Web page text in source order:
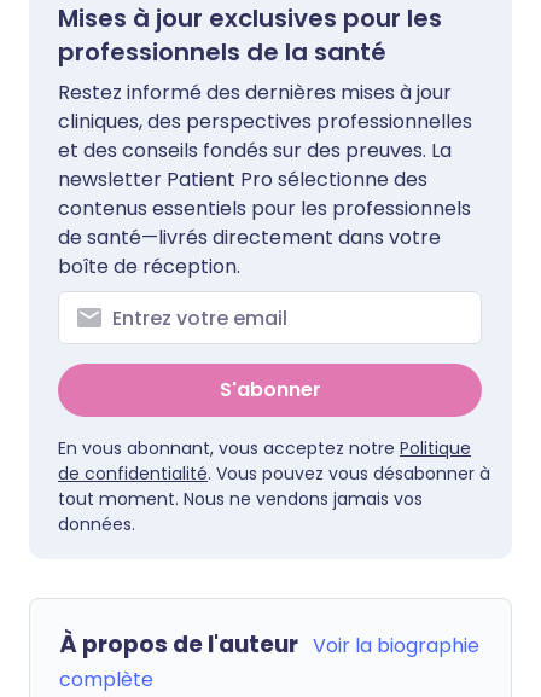
Mises à jour exclusives pour les
professionnels de la santé
Restez informé des dernières mises à jour
cliniques, des perspectives professionnelles
et des conseils fondés sur des preuves. La
newsletter Patient Pro sélectionne des
contenus essentiels pour les professionnels
de santé—livrés directement dans votre
boîte de réception.
S'abonner
En vous abonnant, vous acceptez notre Politique
de confidentialité. Vous pouvez vous désabonner à
tout moment. Nous ne vendons jamais vos
données.
À propos de l'auteur Voir la biographie
complète